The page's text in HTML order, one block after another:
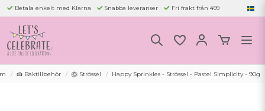
Betala enkelt med Klarna Snabba leveranser Fri frakt från 499
🍰 Baktillbehör 🎂 Strössel Happy Sprinkles - Strössel - Pastel Simplicity - 90g